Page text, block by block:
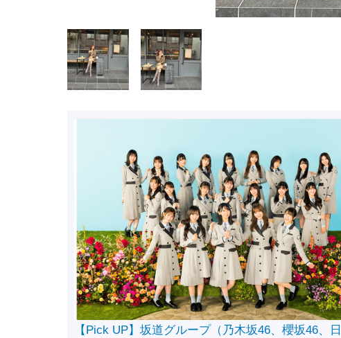
【Pick UP】坂道グループ（乃木坂46、櫻坂46、